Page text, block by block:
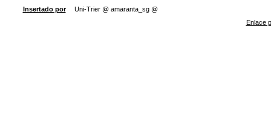
Insertado por
Uni-Trier @ amaranta_sg @
Enlace